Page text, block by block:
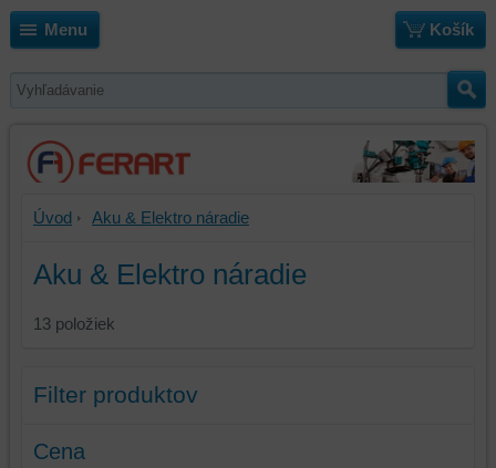
Menu Košík
Úvod Aku & Elektro náradie
Aku & Elektro náradie
13 položiek
Filter produktov
Cena